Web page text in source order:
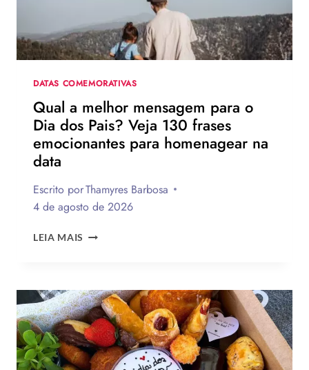
UM
NOVO
DIA
DATAS COMEMORATIVAS
Qual a melhor mensagem para o
Dia dos Pais? Veja 130 frases
emocionantes para homenagear na
data
Escrito porThamyres Barbosa
4 de agosto de 2026
LEIA MAIS QUAL
PARA
O
DIA
DOS
PAIS?
VEJA